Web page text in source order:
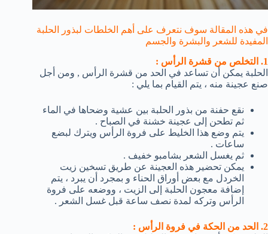
في هذه المقالة سوف نتعرف على أهم الخلطات لبذور الحلبة
المفيدة للشعر والبشرة والجسم
1. التخلص من قشرة الرأس :
الحلبة يمكن أن تساعد في الحد من قشرة الرأس , ومن أجل
صنع عجينة منه ، يتم القيام بما يلي :
نقع حفنة من بذور الحلبة بين عشية وضحاها في الماء
ثم تطحن إلى عجينة خشنة في الصباح .
يتم وضع هذا الخليط على فروة الرأس ويترك لبضع
ساعات .
ثم يغسل الشعر بشامبو خفيف .
يمكن تحضير هذه العجينة عن طريق تسخين زيت
الخردل مع بعض أوراق الحناء و بمجرد أن يبرد ، يتم
إضافة معجون الحلبة إلى الزيت ، ووضعه على فروة
الرأس وتركه لمدة نصف ساعة قبل غسل الشعر .
2. الحد من الحكة في فروة الرأس :